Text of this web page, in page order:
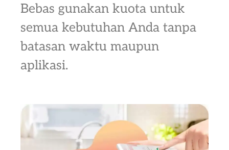
Bebas gunakan kuota untuk
semua kebutuhan Anda tanpa
batasan waktu maupun
aplikasi.